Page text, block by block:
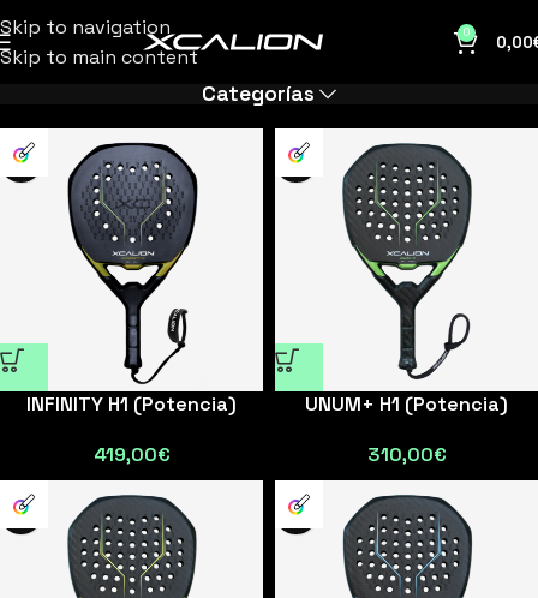
Skip to navigation
Skip to main content
0 0,00
Categorías
INFINITY H1 (Potencia)
419,00€
UNUM+ H1 (Potencia)
310,00€